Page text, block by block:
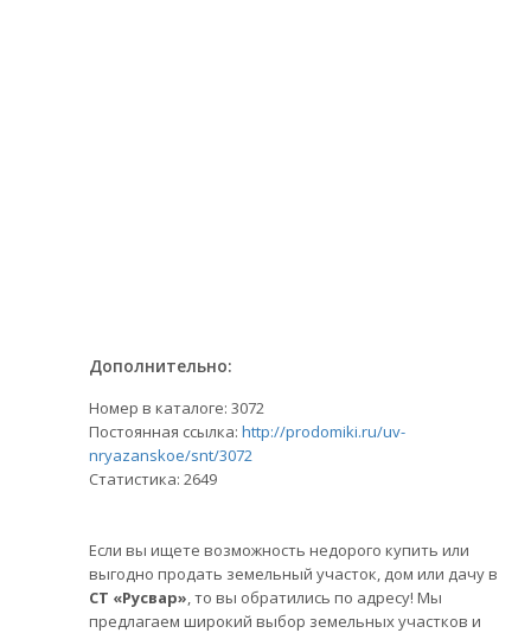
Дополнительно:
Номер в каталоге: 3072
Постоянная ссылка: http://prodomiki.ru/uv-
nryazanskoe/snt/3072
Статистика: 2649
Если вы ищете возможность недорого купить или
выгодно продать земельный участок, дом или дачу в
СТ «Русвар», то вы обратились по адресу! Мы
предлагаем широкий выбор земельных участков и